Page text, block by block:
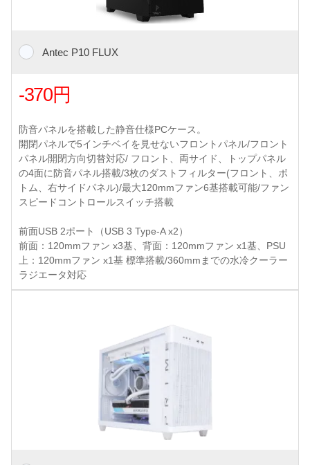
Antec P10 FLUX
-370円
防音パネルを搭載した静音仕様PCケース。
開閉パネルで5インチベイを見せないフロントパネル/フロント
パネル開閉方向切替対応/ フロント、両サイド、トップパネル
の4面に防音パネル搭載/3枚のダストフィルター(フロント、ボ
トム、右サイドパネル)/最大120mmファン6基搭載可能/ファン
スピードコントロールスイッチ搭載
前面USB 2ポート（USB 3 Type-A x2）
前面：120mmファン x3基、背面：120mmファン x1基、PSU
上：120mmファン x1基 標準搭載/360mmまでの水冷クーラー
ラジエータ対応